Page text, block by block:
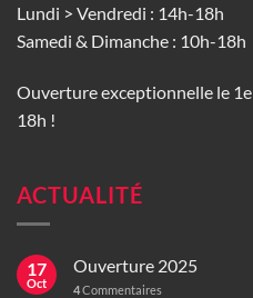
Lundi > Vendredi : 14h-18h
Samedi & Dimanche : 10h-18h
Ouverture exceptionnelle le
18h !
ACTUALITÉ
17
Oct
Ouverture 2025
4Commentaires